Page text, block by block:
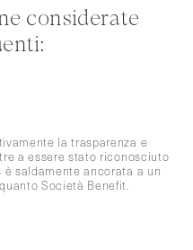
considerate
la trasparenza e
a essere stato riconosciuto
saldamente ancorata a un
Società Benefit.